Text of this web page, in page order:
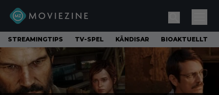
STREAMINGTIPS TV-SPEL KÄNDISAR BIOAKTUELLT